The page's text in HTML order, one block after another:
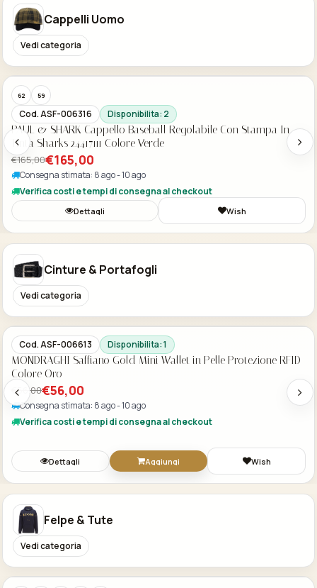
Cappelli Uomo
Vedi categoria
Cod. ASF-001856
WOOLRICH Basketball Cappello Col. Red Black Buffalo
WOACC1636
€89,00€89,00
Consegna stimata: 8 ago - 10 ago
Verifica costi e tempi di consegna al checkout
Dettagli Aggiungi
Cinture & Portafogli
Vedi categoria
Cod. ASF-006601 Disponibilita: 1
MONDRAGHI Saffiano Silver Mini Wallet in Pelle Protezione RFID
Colore Silver
€56,00€56,00
Consegna stimata: 8 ago - 10 ago
Verifica costi e tempi di consegna al checkout
Dettagli Aggiungi Wish
Felpe & Tute
Vedi categoria